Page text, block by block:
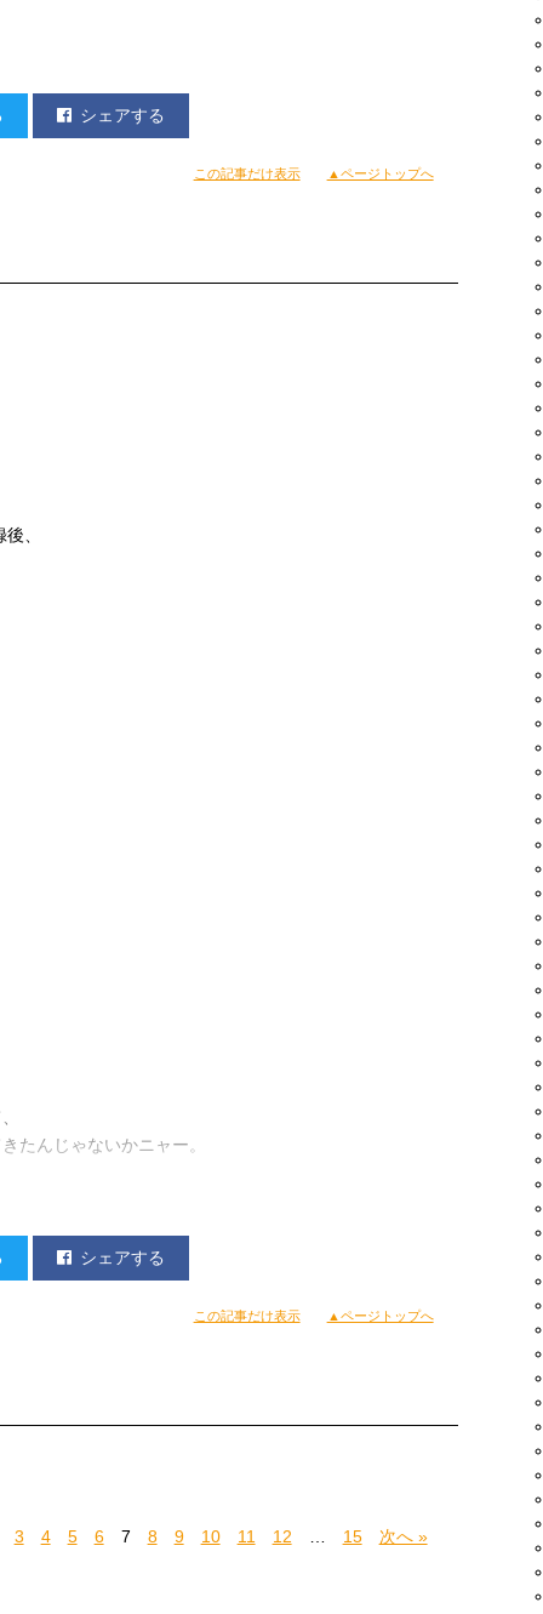
シェアする
この記事だけ表示 ▲ページトップへ
、
たんじゃないかニャー。
シェアする
この記事だけ表示 ▲ページトップへ
3 4 5 6 7 8 9 10 11 12 15 次へ »